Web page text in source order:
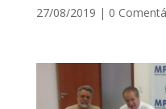
27/08/2019 | 0